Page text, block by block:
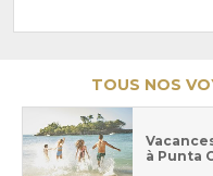
TOUS NOS
à Punta